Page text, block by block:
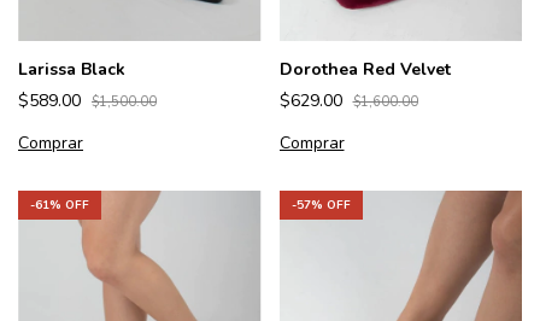
Larissa Black
$589.00 $1,500.00
Comprar
Dorothea Red Velvet
$629.00 $1,600.00
Comprar
-61% OFF -57% OFF